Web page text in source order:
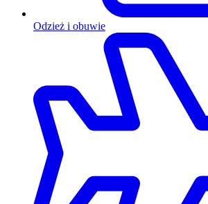
Odzież i obuwie